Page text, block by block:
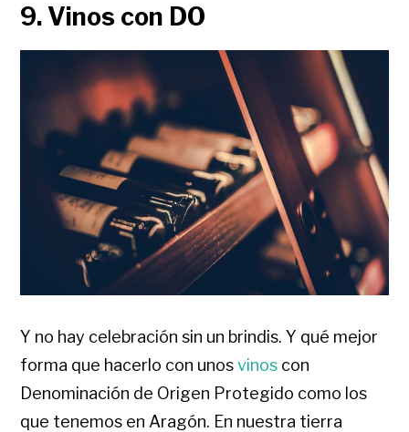
9. Vinos con DO
Y no hay celebración sin un brindis. Y qué mejor
forma que hacerlo con unosvinos con
Denominación de Origen Protegido como los
que tenemos en Aragón. En nuestra tierra